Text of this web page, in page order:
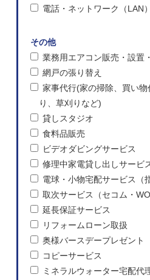
電話・ネットワーク（LAN）
その他
業務用エアコン販売・設置
網戸の張り替え
家事代行(家の掃除、買い
り、草刈りなど)
貸しスタジオ
食料品販売
ビデオダビングサービス
修理中家電貸し出しサービ
電球・小物宅配サービス（
取次サービス（セコム・
延長保証サービス
リフォームローン取扱
奥様バースデープレゼント
コピーサービス
ミネラルウォーター宅配代